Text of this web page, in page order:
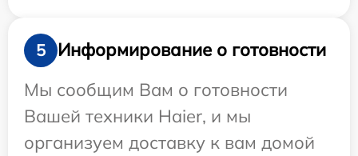
5
Информирование о готовности
Мы сообщим Вам о готовности
Вашей техники Haier, и мы
организуем доставку к вам домой